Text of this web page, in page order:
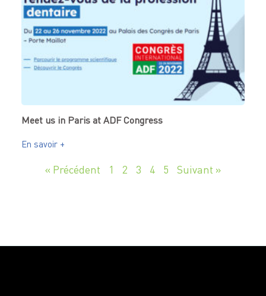
Meet us in Paris at ADF Congress
En savoir +
« Précédent 1 2 3 4 5 Suivant »